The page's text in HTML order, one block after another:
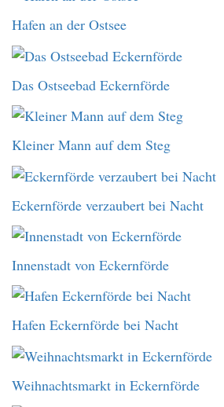
Hafen an der Ostsee
Das Ostseebad Eckernförde
Kleiner Mann auf dem Steg
Eckernförde verzaubert bei Nacht
Innenstadt von Eckernförde
Hafen Eckernförde bei Nacht
Weihnachtsmarkt in Eckernförde